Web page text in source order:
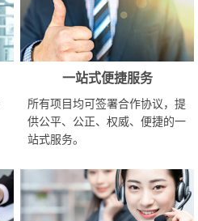
一站式便捷服务
所有项目均可签署合作协议，提
供公平、公正、权威、便捷的一
站式服务。